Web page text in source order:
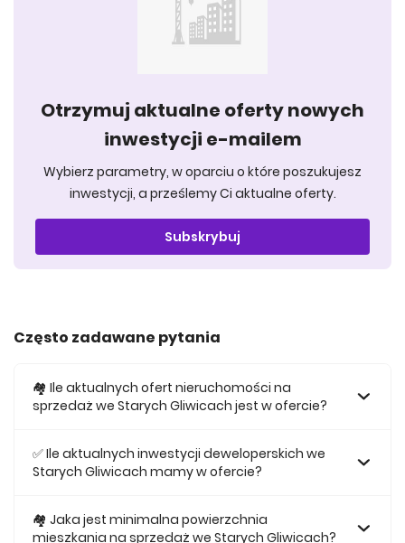
Otrzymuj aktualne oferty nowych
inwestycji e-mailem
Wybierz parametry, w oparciu o które poszukujesz
inwestycji, a prześlemy Ci aktualne oferty.
Subskrybuj
Często zadawane pytania
🏘️ Ile aktualnych ofert nieruchomości na
sprzedaż we Starych Gliwicach jest w ofercie?
we Starych Gliwicach.
✅ Ile aktualnych inwestycji deweloperskich we
Starych Gliwicach mamy w ofercie?
we Starych Gliwicach.
🏘 Jaka jest minimalna powierzchnia
mieszkania na sprzedaż we Starych Gliwicach?